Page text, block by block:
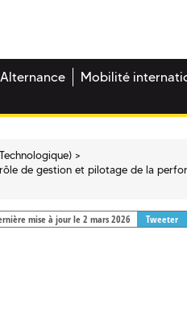
Alternance Mobilité
de gestion et pilotage de la
mise à jour le 2 mars 2026 Tweeter